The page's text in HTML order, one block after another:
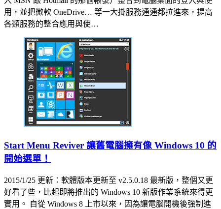
用，並把微軟 OneDrive… 等一大掛服務通通都拉進來，提高
各類服務的整合應用與使…
Start Menu Reviver 讓舊電腦擁有像 Windows 10 的
開始選單！
2015/1/25 更新：軟體版本更新至 v2.5.0.18 最新版，整個又更
好看了些，比起即將推出的 Windows 10 新版作業系統來得更
實用。 自從 Windows 8 上市以來，因為讓電腦開機後強制進